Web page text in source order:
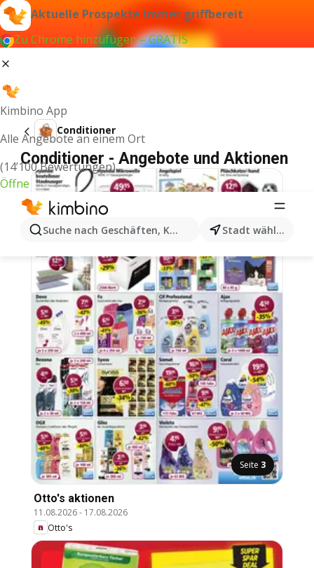
Aktuelle Prospekte immer griffbereit
Zu Chrome hinzufügen – GRATIS
Kimbino App
Alle Angebote an einem Ort
(14’100 Bewertungen)
Öffne
Suche nach Geschäften, Kategorien, Produkten...
Stadt wählen
Conditioner
Conditioner - Angebote und Aktionen
Seite 3
Otto's aktionen
11.08.2026- 17.08.2026
Otto's